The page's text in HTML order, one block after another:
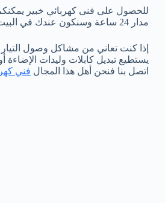
للحصول على فنى كهربائي خبير
مدار 24 ساعة وسنكون عندك في البيت.
إذا كنت تعاني من مشاكل وصول
يستطيع تبديل كابلات وليدات الإضاءة
اتصل بنا فنحن أهل هذا المجال فني